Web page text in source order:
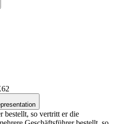
bestellt, so vertritt er die